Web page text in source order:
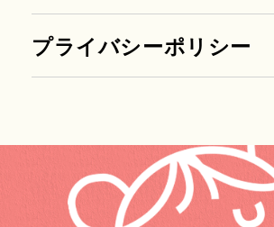
プライバシーポリシー